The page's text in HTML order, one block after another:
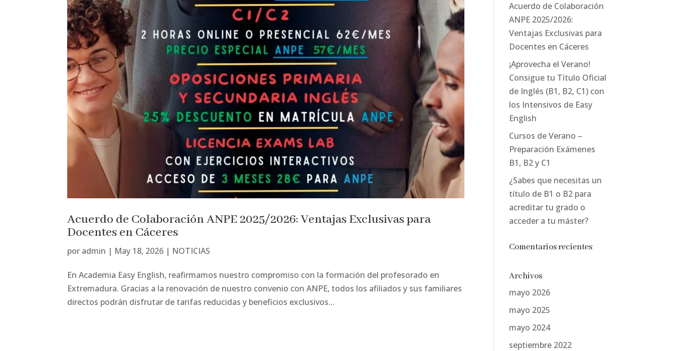
Acuerdo de Colaboración ANPE 2025/2026: Ventajas Exclusivas para
Docentes en Cáceres
por admin | May 18, 2026 | NOTICIAS
En Academia Easy English, reafirmamos nuestro compromiso con la formación del profesorado en
Extremadura. Gracias a la renovación de nuestro convenio con ANPE, todos los afiliados y sus familiares
directos podrán disfrutar de tarifas reducidas y beneficios exclusivos...
Acuerdo de Colaboración
ANPE 2025/2026:
Ventajas Exclusivas para
Docentes en Cáceres
¡Aprovecha el Verano!
Consigue tu Título Oficial
de Inglés (B1, B2, C1) con
los Intensivos de Easy
English
Cursos de Verano –
Preparación Exámenes
B1, B2 y C1
¿Sabes que necesitas un
título de B1 o B2 para
acreditar tu grado o
acceder a tu máster?
Comentarios recientes
Archivos
mayo 2026
mayo 2025
mayo 2024
septiembre 2022